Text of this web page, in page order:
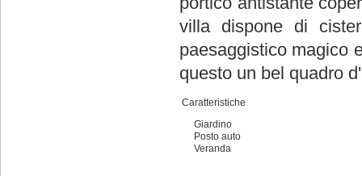
villa dispone di
paesaggistico magico
questo un bel quadro
Caratteristiche
Giardino
Posto auto
Veranda